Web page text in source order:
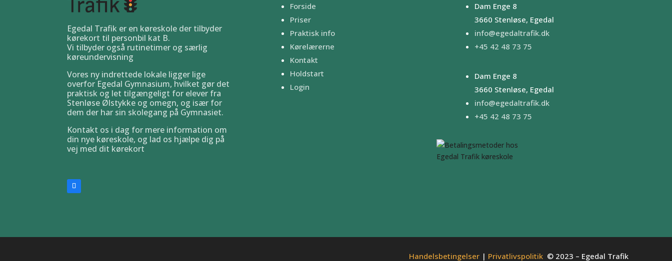
Egedal Trafik er en køreskole der tilbyder
kørekort til personbil kat B.
Vi tilbyder også rutinetimer og særlig
køreundervisning
Vores ny indrettede lokale ligger lige
overfor Egedal Gymnasium, hvilket gør det
praktisk og let tilgængeligt for elever fra
Stenløse Ølstykke og omegn, og især for
dem der har sin skolegang på Gymnasiet.
Kontakt os i dag for mere information om
din nye køreskole, og lad os hjælpe dig på
vej med dit kørekort
Forside
Priser
Praktisk info
Kørelærerne
Kontakt
Holdstart
Login
Dam Enge 8
3660 Stenløse, Egedal
info@egedaltrafik.dk
+45 42 48 73 75
Dam Enge 8
3660 Stenløse, Egedal
info@egedaltrafik.dk
+45 42 48 73 75
Handelsbetingelser | Privatlivspolitik © 2023 – Egedal Trafik